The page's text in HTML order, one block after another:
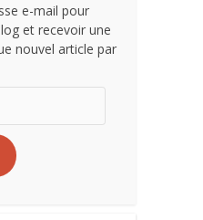
e-mail pour
et recevoir une
nouvel article par